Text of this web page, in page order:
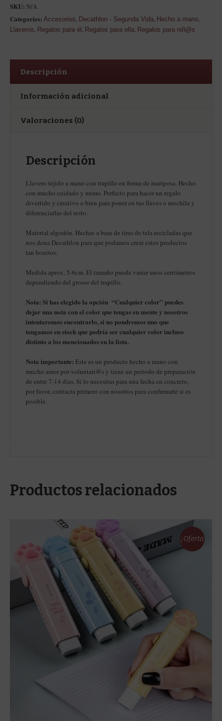
SKU: N/A
Categories: Accesorios, Decathlon - Segunda Vida, Hecho a mano,
Llaveros, Regalos para él , Regalos para ella, Regalos para niñ@s
Descripción
Información adicional
Valoraciones (0)
Descripción
Llavero tejido a mano con trapillo en forma de mariposa. Hecho
con mucho cuidado y mimo. Perfecto para hacer un regalo
divertido y creativo o bien para poner en tus llaves o mochila y
diferenciarlas del resto.
Material algodón. Hechas a base de tiras de tela recicladas que
nos dona Decathlon para que podamos crear estos productos
tan bonitos.
Medida aprox. 5-6cm. El tamaño puede variar unos centímetros
dependiendo del grosor del trapillo.
Nota: Si has elegido la opción “Cualquier color” puedes
dejar una nota con el color que tengas en mente y nosotros
intentaremos encontrarlo, si no pondremos uno que
tengamos en stock que podría ser cualquier color incluso
distinto a los mencionados en la lista.
Nota importante: Este es un producto hecho a mano con
mucho amor por voluntari@s y tiene un periodo de preparación
de entre 7-14 días. Si lo necesitas para una fecha en concreto,
por favor, contacta primero con nosotros para confirmarte si es
posible.
Productos relacionados
¡Oferta